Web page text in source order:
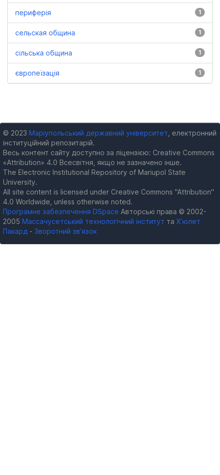
1
периферія
1
сельская община
1
сільська община
1
європеїзація
© 2023 Маріупольський державний університет , електронний
інституційний репозитарій.
Весь контент сайту доступно за ліцензією: Creative Commons
«Attribution» 4.0 Всесвітня, якщо не зазначено інше.
The Electronic Institutional Repository of Mariupol State
University.
All site content is licensed under Creative Commons "Attribution"
4.0 Worldwide, unless otherwise noted.
Програмне забезпечення DSpace Авторські права © 2002-
2005 Массачусетський технологічний інститут та Х’юлет
Пакард - Зворотний зв’язок